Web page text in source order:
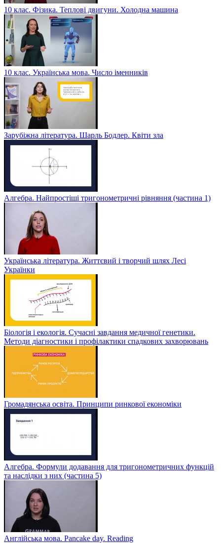
10 клас. Фізика. Теплові двигуни. Холодна машина
10 клас. Українська мова. Число іменників
Зарубіжна література. Шарль Бодлер. Квіти зла
Алгебра. Найпростіші тригонометричні рівняння (частина 1)
Українська література. Життєвий і творчий шлях Лесі
Українки
Біологія і екологія. Сучасні завдання медичної генетики.
Методи діагностики і профілактики спадкових захворювань
Громадянська освіта. Принципи ринкової економіки
Алгебра. Формули додавання для тригонометричних функцій
та наслідки з них (частина 5)
Англійська мова. Pancake day. Reading